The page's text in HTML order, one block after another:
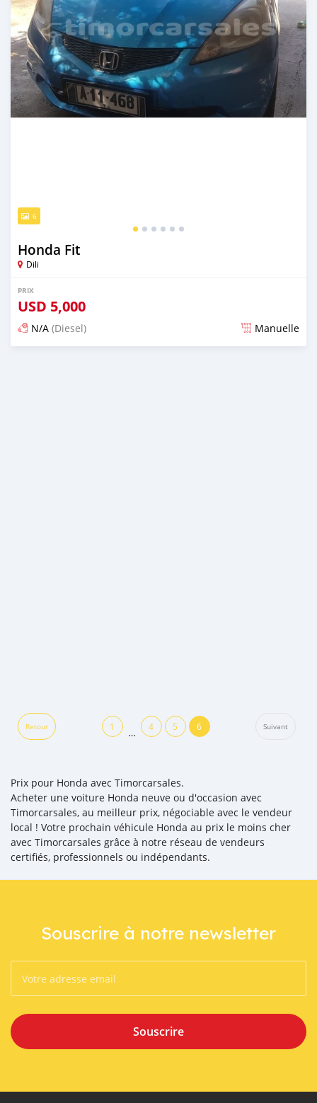
6
Honda Fit
Dili
PRIX
USD 5,000
N/A (Diesel) Manuelle
Retour 1 … 4 5 6 Suivant
Prix pour Honda avec Timorcarsales.
Acheter une voiture Honda neuve ou d'occasion avec
Timorcarsales, au meilleur prix, négociable avec le vendeur
local ! Votre prochain véhicule Honda au prix le moins cher
avec Timorcarsales grâce à notre réseau de vendeurs
certifiés, professionnels ou indépendants.
Souscrire à notre newsletter
Souscrire